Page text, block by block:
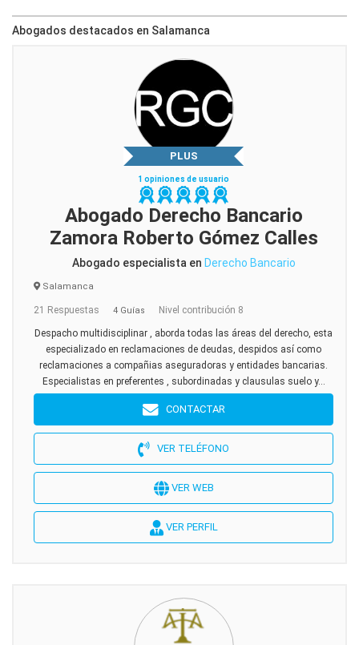
Abogados destacados en Salamanca
PLUS
1 opiniones de usuario
Abogado Derecho Bancario
Zamora Roberto Gómez Calles
Abogado especialista en Derecho Bancario
Salamanca
21 Respuestas 4 Guías Nivel contribución 8
Despacho multidisciplinar , aborda todas las áreas del derecho, esta
especializado en reclamaciones de deudas, despidos así como
reclamaciones a compañias aseguradoras y entidades bancarias.
Especialistas en preferentes , subordinadas y clausulas suelo y...
CONTACTAR
VER TELÉFONO
VER WEB
VER PERFIL